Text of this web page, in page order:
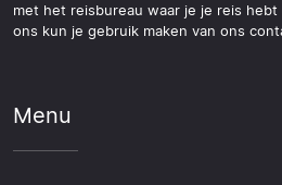
met het reisbureau waar je je reis
ons kun je gebruik maken van ons
Menu